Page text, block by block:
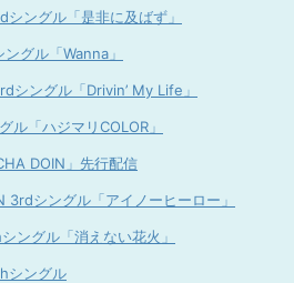
ングル「是非に及ばず」
グル「Wanna」
シングル「Drivin’ My Life」
ル「ハジマリCOLOR」
DOIN」先行配信
3rdシングル「アイノーヒーロー」
ングル「消えない花火」
シングル